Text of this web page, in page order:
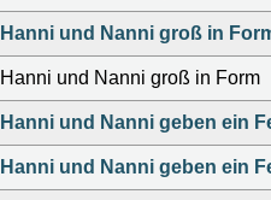
Hanni und Nanni groß in
Hanni und Nanni groß in Form
Hanni und Nanni geben ein
Hanni und Nanni geben ein